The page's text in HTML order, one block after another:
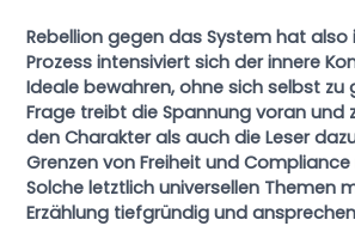
Rebellion gegen das System hat also
Prozess intensiviert sich der innere
Ideale bewahren, ohne sich selbst zu
Frage treibt die Spannung voran und
den Charakter als auch die Leser
Grenzen von Freiheit und
Solche letztlich universellen Themen
Erzählung tiefgründig und